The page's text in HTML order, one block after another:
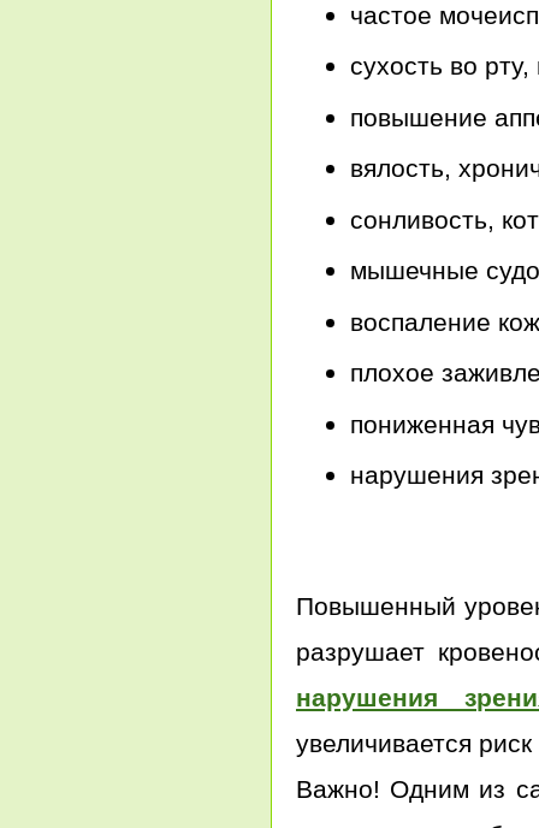
частое
сухость во
повышение
вялость,
сонливость,
мышечные
воспаление
плохое
пониженная
нарушения
Повышенный
разрушает
нарушения
увеличивается риск
Важно! Одним из